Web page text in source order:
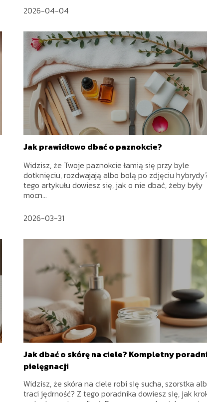
2026-04-04
Jak prawidłowo dbać o paznokcie?
Widzisz, że Twoje paznokcie łamią się przy byle
dotknięciu, rozdwajają albo bolą po zdjęciu
tego artykułu dowiesz się, jak o nie dbać, żeby były
mocn...
2026-03-31
Jak dbać o skórę na ciele? Kompletny
pielęgnacji
Widzisz, że skóra na ciele robi się sucha, szorstka
traci jędrność? Z tego poradnika dowiesz się, jak